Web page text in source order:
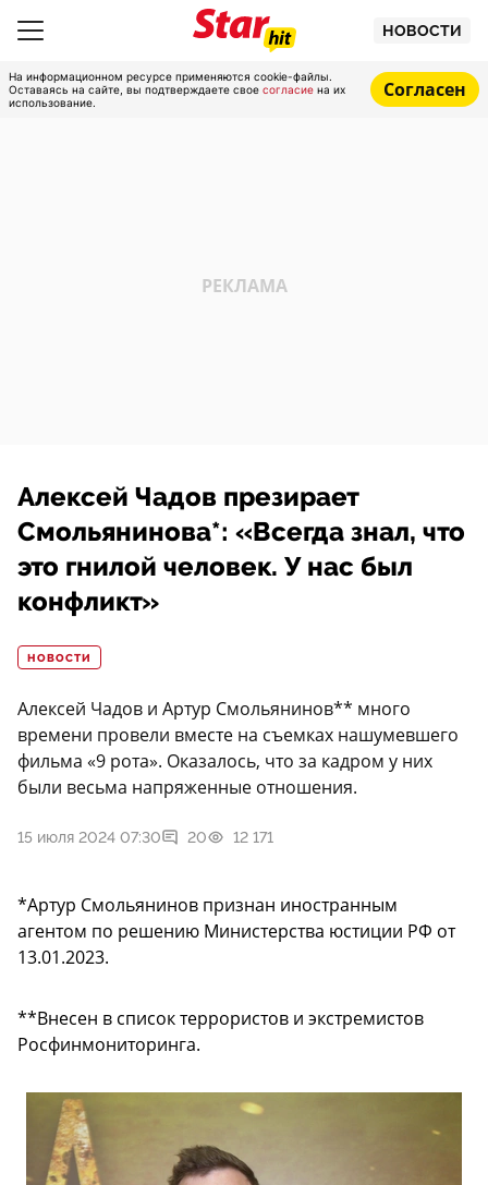
НОВОСТИ
На информационном ресурсе применяются cookie-файлы.
Оставаясь на сайте, вы подтверждаете свое согласие на их
использование.
Согласен
Алексей Чадов презирает
Смольянинова*: «Всегда знал, что
это гнилой человек. У нас был
конфликт»
НОВОСТИ
Алексей Чадов и Артур Смольянинов** много
времени провели вместе на съемках нашумевшего
фильма «9 рота». Оказалось, что за кадром у них
были весьма напряженные отношения.
15 июля 2024 07:30 20 12 171
*Артур Смольянинов признан иностранным
агентом по решению Министерства юстиции РФ от
13.01.2023.
**Внесен в список террористов и экстремистов
Росфинмониторинга.